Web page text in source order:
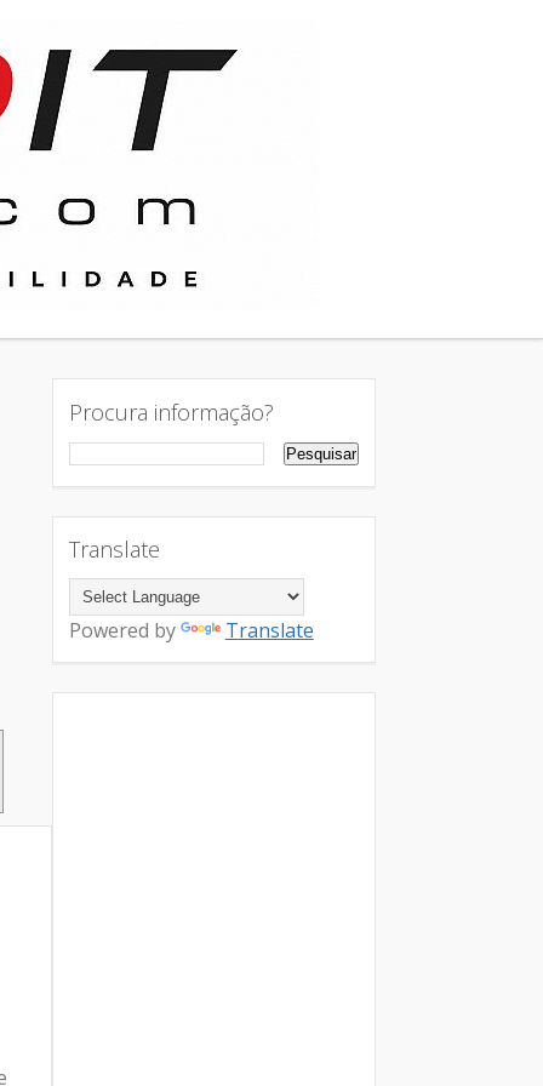
Procura informação?
Translate
Powered by Translate